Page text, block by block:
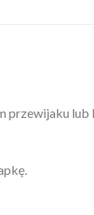
przewijaku lub